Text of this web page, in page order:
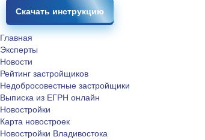
Скачать инструкцию
Главная
Эксперты
Новости
Рейтинг застройщиков
Недобросовестные застройщики
Выписка из ЕГРН онлайн
Новостройки
Карта новостроек
Новостройки Владивостока